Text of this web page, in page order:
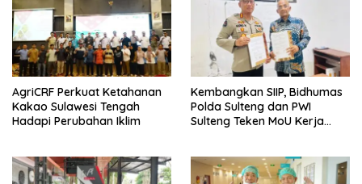
AgriCRF Perkuat Ketahanan
Kakao Sulawesi Tengah
Hadapi Perubahan Iklim
Kembangkan SIIP, Bidhumas
Polda Sulteng dan PWI
Sulteng Teken MoU Kerja